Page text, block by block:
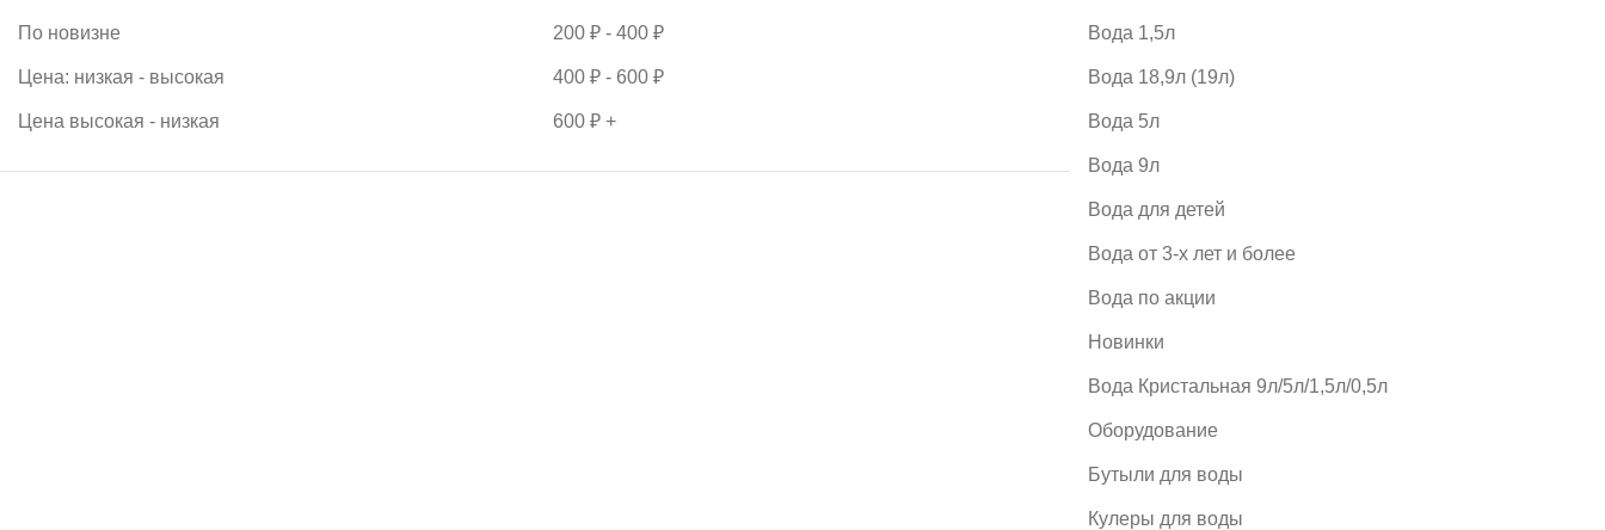
По новизне
Цена: низкая - высокая
Цена высокая - низкая
200 ₽ - 400 ₽
400 ₽ - 600 ₽
600 ₽ +
Вода 1,5л
Вода 18,9л (19л)
Вода 5л
Вода 9л
Вода для детей
Вода от 3-х лет и более
Вода по акции
Новинки
Вода Кристальная 9л/5л/1,5л/0,5л
Оборудование
Бутыли для воды
Кулеры для воды